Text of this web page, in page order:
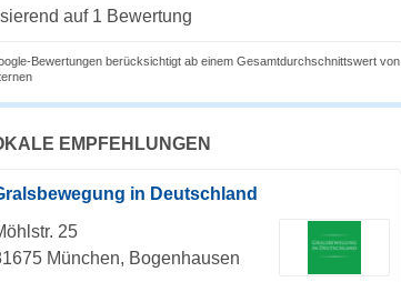
auf 1 Bewertung
Bewertungen berücksichtigt ab einem Gesamtdurchschnittswert von
EMPFEHLUNGEN
in Deutschland
25
München, Bogenhausen